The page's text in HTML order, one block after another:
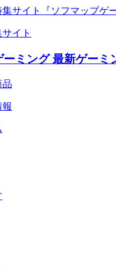
イト
ーミング 最新ゲーミ
品